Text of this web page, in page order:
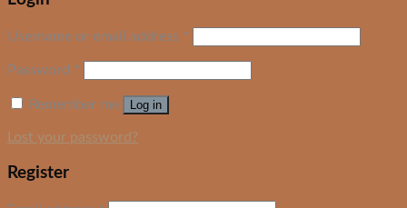
Username or email address *
Password *
Remember me Log in
Lost your password?
Register